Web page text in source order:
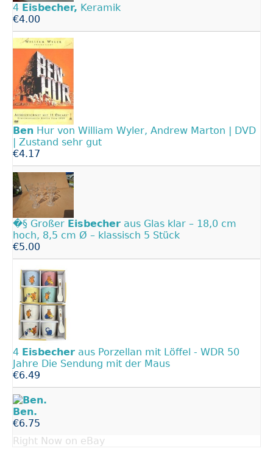
4 Eisbecher, Keramik
€4.00
Ben Hur von William Wyler, Andrew Marton | DVD
| Zustand sehr gut
€4.17
�§ Großer Eisbecher aus Glas klar – 18,0 cm
hoch, 8,5 cm Ø – klassisch 5 Stück
€5.00
4 Eisbecher aus Porzellan mit Löffel - WDR 50
Jahre Die Sendung mit der Maus
€6.49
Ben.
€6.75
Right Now on eBay